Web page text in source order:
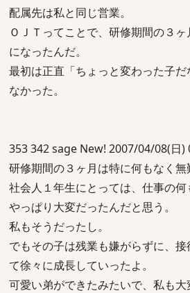
配属先は私と同じ営業。
ＯＪＴってことで、研修期間の３
になったんだ。
最初は正直「ちょっと変わった子
なかった。
353 342 sage New! 2007/04/08(日)
研修期間の３ヶ月は特に何もなく無
社会人１年生にとっては、仕事の
やっぱり大変だったんだと思う。
私もそうだったし。
でもその子は残業も嫌がらずに、
て徐々に成長していったよ。
可愛い弟ができたみたいで、私も